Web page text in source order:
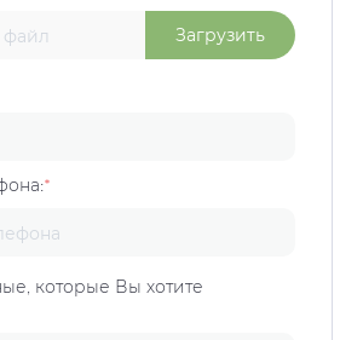
Загрузить
*
которые Вы хотите